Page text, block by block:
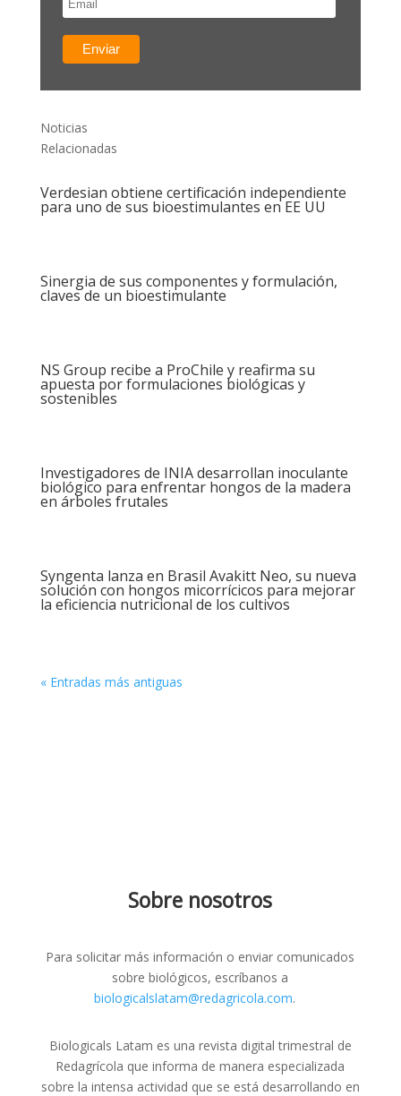
Noticias
Relacionadas
Verdesian obtiene certificación independiente
para uno de sus bioestimulantes en EE UU
Sinergia de sus componentes y formulación,
claves de un bioestimulante
NS Group recibe a ProChile y reafirma su
apuesta por formulaciones biológicas y
sostenibles
Investigadores de INIA desarrollan inoculante
biológico para enfrentar hongos de la madera
en árboles frutales
Syngenta lanza en Brasil Avakitt Neo, su nueva
solución con hongos micorrícicos para mejorar
la eficiencia nutricional de los cultivos
« Entradas más antiguas
Sobre nosotros
Para solicitar más información o enviar comunicados
sobre biológicos, escríbanos a
biologicalslatam@redagricola.com.
Biologicals Latam es una revista digital trimestral de
Redagrícola que informa de manera especializada
sobre la intensa actividad que se está desarrollando en